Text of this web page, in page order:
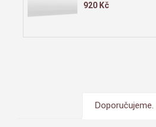
920 Kč
Doporučujeme.